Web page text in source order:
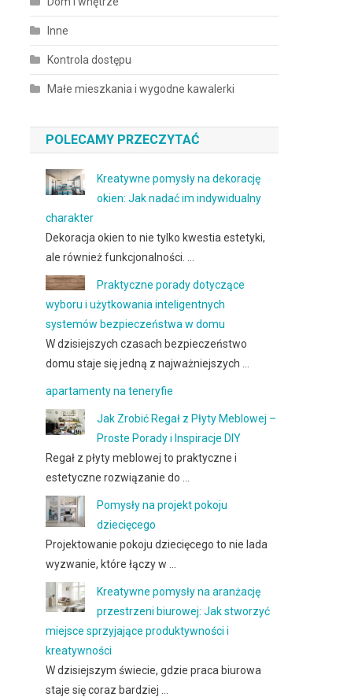
Inne
Kontrola dostępu
Małe mieszkania i wygodne kawalerki
POLECAMY PRZECZYTAĆ
Kreatywne pomysły na dekorację
okien: Jak nadać im indywidualny
charakter
Dekoracja okien to nie tylko kwestia estetyki,
ale również funkcjonalności. …
Praktyczne porady dotyczące
wyboru i użytkowania inteligentnych
systemów bezpieczeństwa w domu
W dzisiejszych czasach bezpieczeństwo
domu staje się jedną z najważniejszych …
apartamenty na teneryfie
Jak Zrobić Regał z Płyty Meblowej –
Proste Porady i Inspiracje DIY
Regał z płyty meblowej to praktyczne i
estetyczne rozwiązanie do …
Pomysły na projekt pokoju
dziecięcego
Projektowanie pokoju dziecięcego to nie lada
wyzwanie, które łączy w …
Kreatywne pomysły na aranżację
przestrzeni biurowej: Jak stworzyć
miejsce sprzyjające produktywności i
kreatywności
W dzisiejszym świecie, gdzie praca biurowa
staje się coraz bardziej …